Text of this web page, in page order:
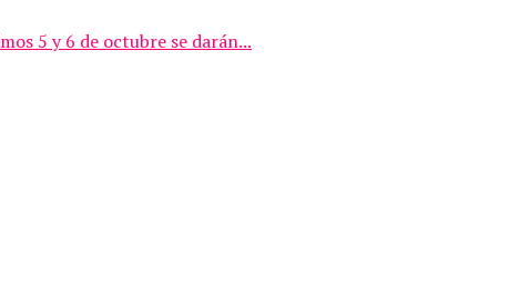
5 y 6 de octubre se darán...